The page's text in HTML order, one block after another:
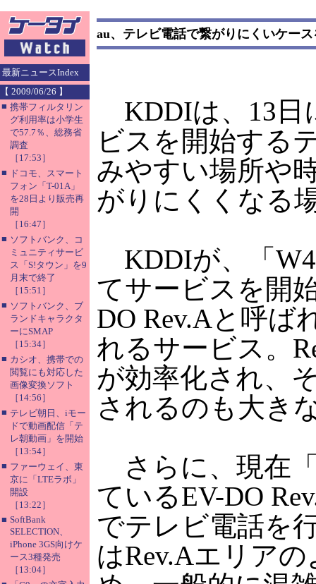
最新ニュースIndex
【 2009/06/26 】
■ 携帯フィルタリン
グ利用率は小学生
で57.7％、総務省
調査
［17:53］
■ ドコモ、スマート
フォン「T-01A」
を28日より販売再
開
［16:47］
■ ソフトバンク、コ
ミュニティサービ
ス「S!タウン」を9
月末で終了
［15:51］
■ ソフトバンク、ブ
ランドキャラクタ
ーにSMAP
［15:34］
■ カシオ、携帯での
閲覧にも対応した
画像変換ソフト
［14:56］
■ テレビ朝日、iモー
ドで動画配信「テ
レ朝動画」を開始
［13:54］
■ ファーウェイ、東
京に「LTEラボ」
開設
［13:22］
■ SoftBank
SELECTION、
iPhone 3GS向けケ
ース3種発売
［13:04］
au、テレビ電話で繋がりにくいケー
KDDIは、13日
ビスを開始する
みやすい場所や
がりにくくなる
KDDIが、「
てサービスを開
DO Rev.Aと呼ば
れるサービス。
が効率化され、
されるのも大き
さらに、現在
ているEV-DO
でテレビ電話を
はRev.Aエリア